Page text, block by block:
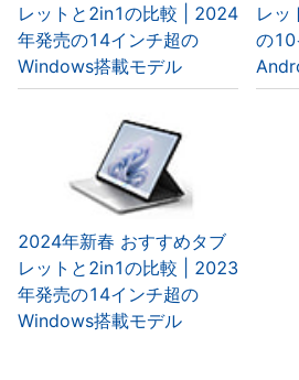
レットと2in1の比較 | 2024
年発売の14インチ超の
Windows搭載モデル
レッ
の10
2024年新春 おすすめタブ
レットと2in1の比較 | 2023
年発売の14インチ超の
Windows搭載モデル